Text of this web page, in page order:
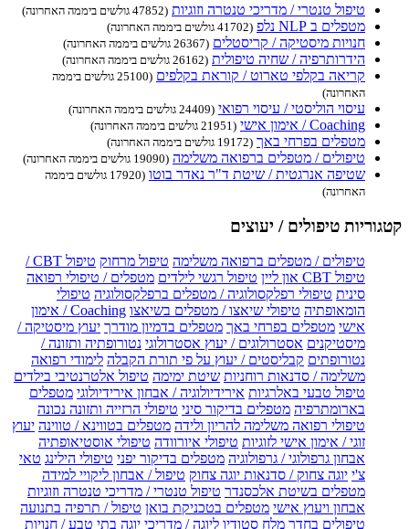
טיפול טנטרי / מדריכי טנטרה וזוגיות (47852 גולשים ביממה האחרונה)
מטפלים ב NLP נלפ (41702 גולשים ביממה האחרונה)
חנויות מיסטיקה / קריסטלים (26367 גולשים ביממה האחרונה)
הידרותרפיה / שחיה טיפולית (26162 גולשים ביממה האחרונה)
קריאה בקלפי טארוט / קוראת בקלפים
(25100 גולשים ביממה
האחרונה)
עיסוי הוליסטי / עיסוי רפואי (24409 גולשים ביממה האחרונה)
Coaching / אימון אישי (21951 גולשים ביממה האחרונה)
מטפלים בפרחי באך (19172 גולשים ביממה האחרונה)
טיפולים / מטפלים ברפואה משלימה (19090 גולשים ביממה האחרונה)
שטיפה אנרגטית / שיטת ד"ר נאדר בוטו
(17920 גולשים ביממה
האחרונה)
קטגוריות טיפולים / יעוצים
טיפולים / מטפלים ברפואה משלימה טיפול מרחוק
טיפול CBT /
טיפול CBT און ליין
טיפול רגשי לילדים מטפלים / טיפולי רפואה
סינית טיפולי רפלקסולוגיה / מטפלים ברפלקסולוגיה טיפולי
הומאופתיה טיפולי שיאצו / מטפלים בשיאצו
Coaching / אימון
אישי מטפלים בפרחי באך מטפלים בדמיון מודרך יעוץ מיסטיקה /
מיסטיקנים אסטרולוגים / יעוץ אסטרולוגי נטורופתיה ותזונה /
נטורופתים קבליסטים / יעוץ על פי תורת הקבלה לימודי רפואה
משלימה / סדנאות רוחניות שיטת ימימה טיפול אלטרנטיבי בילדים
טיפול טבעי באלרגיות אירידיולוגיה / אבחון אירידיולוגי מטפלים
בארומתרפיה מטפלים בדיקור סיני טיפולי הרזייה ותזונה נכונה
טיפולי רפואה משלימה להריון ולידה מטפלים בטווינא / טווינה יעוץ
זוגי / אימון אישי לזוגיות טיפולי איורוודה טיפולי אוסטיאופתיה
אבחון גרפולוגי / גרפולוגיה מטפלים בדיקור יפני טיפולי הילינג טאי
צ'י יוגה צחוק / סדנאות יוגה צחוק טיפול / אבחון ליקויי למידה
מטפלים בשיטת אלכסנדר טיפול טנטרי / מדריכי טנטרה וזוגיות
אבחון ויעוץ אישי מטפלים בטכניקת בואן טיפול / תרפיה בתנועה
טיפולים בחדר מלח סטודיו ליוגה / מדריכי יוגה בתי טבע / חנויות